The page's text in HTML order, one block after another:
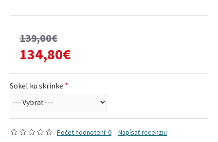
Počet hodnotení: 0 - Napísať recenziu
139,00€
134,80€
Sokel ku skrinke